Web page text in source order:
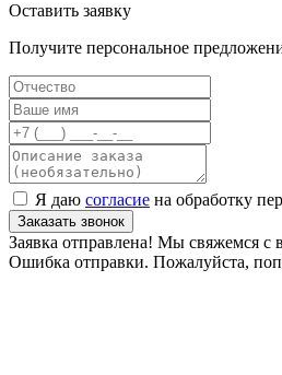
Оставить заявку
Получите персональное
Я даю согласие на обработку
Заказать звонок
Заявка отправлена! Мы свяжемся с
Ошибка отправки. Пожалуйста,